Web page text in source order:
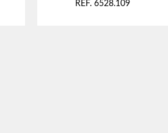
REF. 6528.109